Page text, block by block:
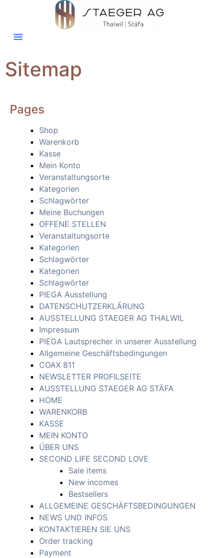
Sitemap
Pages
Shop
Warenkorb
Kasse
Mein Konto
Veranstaltungsorte
Kategorien
Schlagwörter
Meine Buchungen
OFFENE STELLEN
Veranstaltungsorte
Kategorien
Schlagwörter
Kategorien
Schlagwörter
PIEGA Ausstellung
DATENSCHUTZERKLÄRUNG
AUSSTELLUNG STAEGER AG THALWIL
Impressum
PIEGA Lautsprecher in unserer Ausstellung
Allgemeine Geschäftsbedingungen
COAX 811
NEWSLETTER PROFILSEITE
AUSSTELLUNG STAEGER AG STÄFA
HOME
WARENKORB
KASSE
MEIN KONTO
ÜBER UNS
SECOND LIFE SECOND LOVE
Sale items
New incomes
Bestsellers
ALLGEMEINE GESCHÄFTSBEDINGUNGEN
NEWS UND INFOS
KONTAKTIEREN SIE UNS
Order tracking
Payment